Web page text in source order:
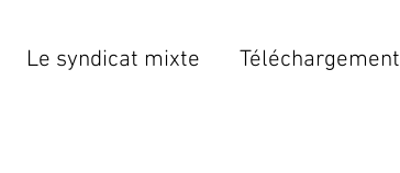
Le syndicat mixte Téléchargement